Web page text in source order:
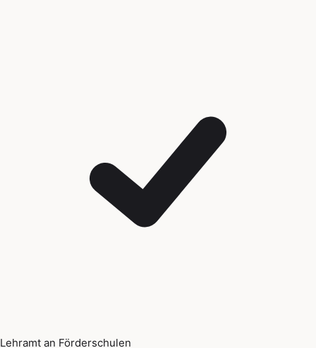
Lehramt an Förderschulen